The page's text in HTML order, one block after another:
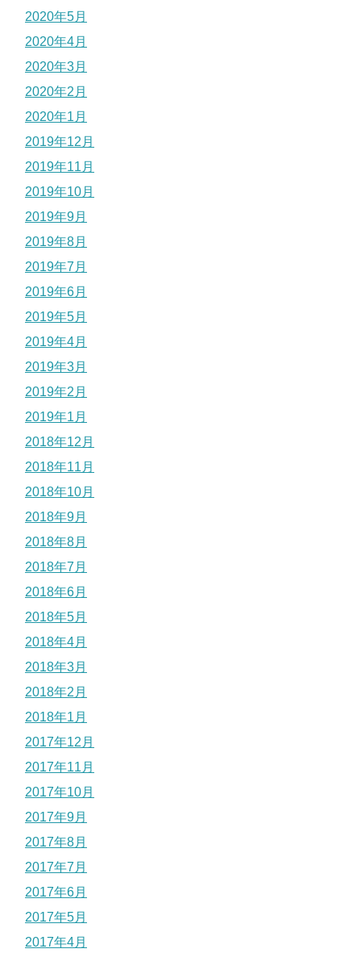
2020年5月
2020年4月
2020年3月
2020年2月
2020年1月
2019年12月
2019年11月
2019年10月
2019年9月
2019年8月
2019年7月
2019年6月
2019年5月
2019年4月
2019年3月
2019年2月
2019年1月
2018年12月
2018年11月
2018年10月
2018年9月
2018年8月
2018年7月
2018年6月
2018年5月
2018年4月
2018年3月
2018年2月
2018年1月
2017年12月
2017年11月
2017年10月
2017年9月
2017年8月
2017年7月
2017年6月
2017年5月
2017年4月